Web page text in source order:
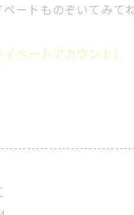
ートものぞいてみて
ベートアカウント）